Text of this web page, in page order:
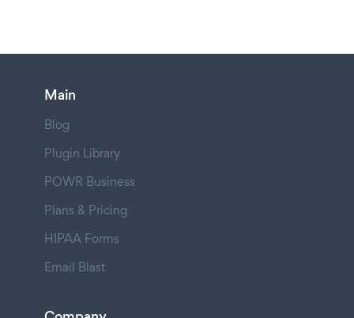
Main
Blog
Plugin Library
POWR Business
Plans & Pricing
HIPAA Forms
Email Blast